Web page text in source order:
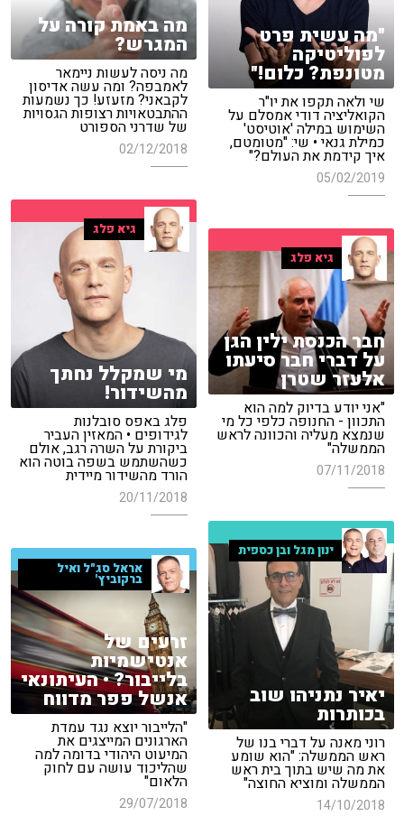
"מה עשית פרט
לפוליטיקה
מטונפת? כלום!"
שי ולאה תקפו את יו"ר
הקואליציה דודי אמסלם על
השימוש במילה 'אוטיסט'
כמילת גנאי • שי: "מטומטם,
איך קידמת את העולם?"
05/02/2019
מה באמת קורה על
המגרש?
מה ניסה לעשות ניימאר
לאמבפה? ומה עשה אדיסון
לקבאני? מזעזע! כך נשמעות
ההתבטאויות רצופות הגסויות
של שדרני הספורט
02/12/2018
גיא פלג
מי שמקלל נחתך
מהשידור!
פלג באפס סובלנות
לגידופים • המאזין העביר
ביקורת על השרה רגב, אולם
כשהשתמש בשפה בוטה הוא
הורד מהשידור מיידית
20/11/2018
גיא פלג
חבר הכנסת ילין הגן
על דברי חבר סיעתו
אלעזר שטרן
"אני יודע בדיוק למה הוא
התכוון - החנופה כלפי כל מי
שנמצא מעליה והכוונה לראש
הממשלה"
07/11/2018
ינון מגל ובן כספית
יאיר נתניהו שוב
בכותרות
רוני מאנה על דברי בנו של
ראש הממשלה: "הוא שומע
את מה שיש בתוך בית ראש
הממשלה ומוציא החוצה"
14/10/2018
אראל סג"ל ואיל
ברקוביץ'
זרעים של
אנטישמיות
בלייבור? • העיתונאי
אנשל פפר מדווח
"הלייבור יוצא נגד עמדת
הארגונים המייצגים את
המיעוט היהודי בדומה למה
שהליכוד עושה עם לחוק
הלאום"
29/07/2018